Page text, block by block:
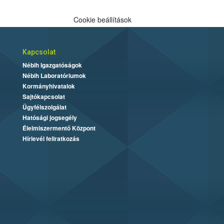
Cookie beállítások
Kapcsolat
Nébih Igazgatóságok
Nébih Laboratóriumok
Kormányhivatalok
Sajtókapcsolat
Ügyfélszolgálat
Hatósági jogsegély
Élelmiszermentő Központ
Hírlevél feliratkozás